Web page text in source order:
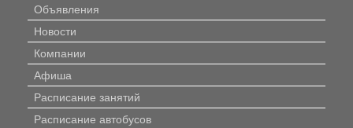
Объявления
Новости
Компании
Афиша
Расписание занятий
Расписание автобусов